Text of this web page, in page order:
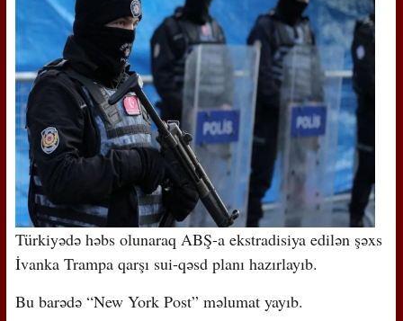
Türkiyədə həbs olunaraq ABŞ-a ekstradisiya edilən şəxs
İvanka Trampa qarşı sui-qəsd planı hazırlayıb.
Bu barədə “New York Post” məlumat yayıb.